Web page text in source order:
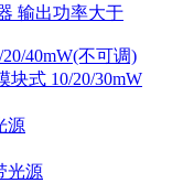
输出功率大于
40mW(不可调)
块式 10/20/30mW
源
光源